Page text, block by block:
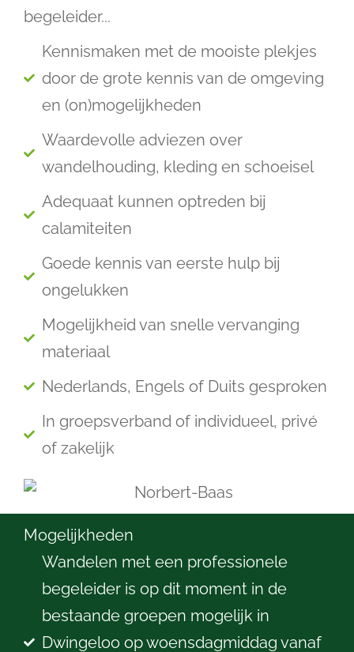
begeleider...
Kennismaken met de mooiste plekjes
door de grote kennis van de omgeving
en (on)mogelijkheden
Waardevolle adviezen over
wandelhouding, kleding en schoeisel
Adequaat kunnen optreden bij
calamiteiten
Goede kennis van eerste hulp bij
ongelukken
Mogelijkheid van snelle vervanging
materiaal
Nederlands, Engels of Duits gesproken
In groepsverband of individueel, privé
of zakelijk
Mogelijkheden
Wandelen met een professionele
begeleider is op dit moment in de
bestaande groepen mogelijk in
Dwingeloo op woensdagmiddag vanaf